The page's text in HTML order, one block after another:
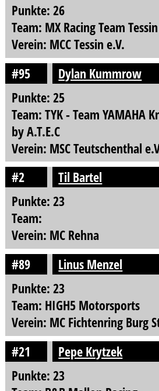
Punkte: 26
Team: MX Racing Team Tessin
Verein: MCC Tessin e.V.
#95
Dylan Kummrow
Punkte: 25
Team: TYK - Team YAMAHA
by A.T.E.C
Verein: MSC Teutschenthal
#2
Til Bartel
Punkte: 23
Team:
Verein: MC Rehna
#89
Linus Menzel
Punkte: 23
Team: HIGH5 Motorsports
Verein: MC Fichtenring Burg
#21
Pepe Krytzek
Punkte: 23